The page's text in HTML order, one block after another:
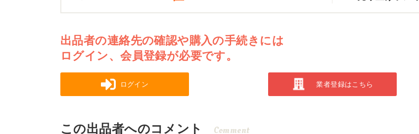
出品者の連絡先の確認や購入の手続きには
ログイン、会員登録が必要です。
ログイン 業者登録はこちら
この出品者へのコメント Comment